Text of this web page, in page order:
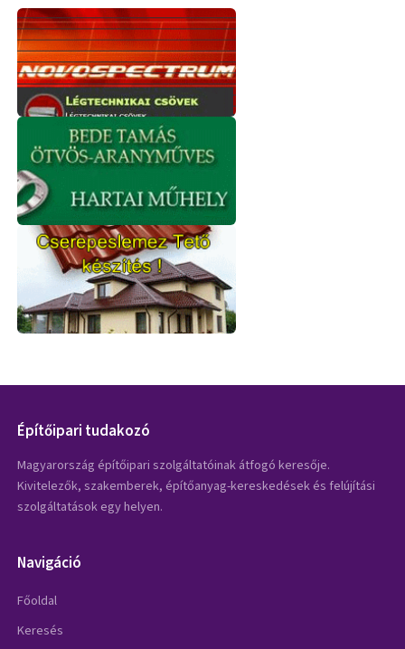
Építőipari tudakozó
Magyarország építőipari szolgáltatóinak átfogó keresője.
Kivitelezők, szakemberek, építőanyag-kereskedések és felújítási
szolgáltatások egy helyen.
Navigáció
Főoldal
Keresés